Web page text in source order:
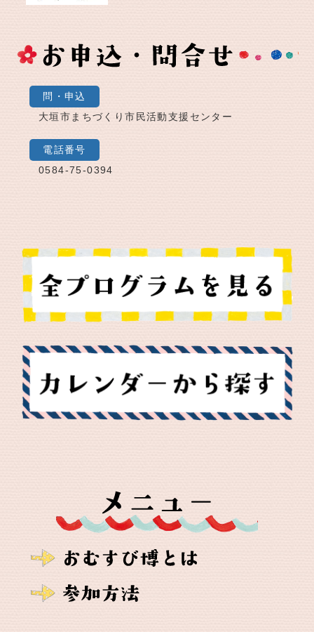
問・申込
大垣市まちづくり市民活動支援センター
電話番号
0584-75-0394